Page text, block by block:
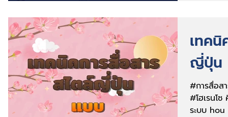
เทคนิ
ญี่ปุ่น
#การสื่อส
#โฮเรนโ
ระบบ